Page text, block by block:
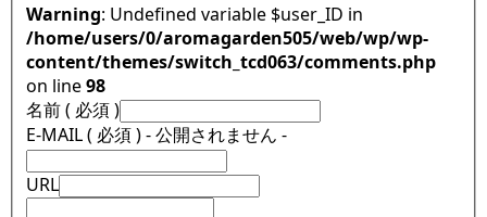
Warning : Undefined variable $user_ID in
/home/users/0/aromagarden505/web/wp/wp-
content/themes/switch_tcd063/comments.php
on line98
名前 ( 必須 )
E-MAIL ( 必須 ) - 公開されません -
URL